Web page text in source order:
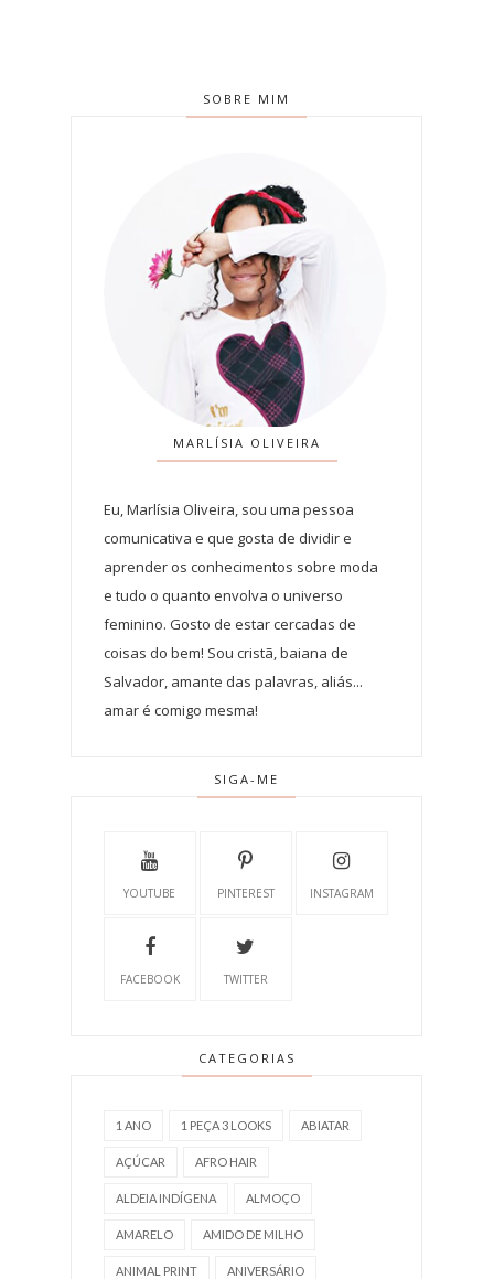
SOBRE MIM
MARLÍSIA OLIVEIRA
Eu, Marlísia Oliveira, sou uma pessoa
comunicativa e que gosta de dividir e
aprender os conhecimentos sobre moda
e tudo o quanto envolva o universo
feminino. Gosto de estar cercadas de
coisas do bem! Sou cristã, baiana de
Salvador, amante das palavras, aliás...
amar é comigo mesma!
SIGA-ME
YOUTUBE PINTEREST INSTAGRAM
FACEBOOK TWITTER
CATEGORIAS
1 ANO 1 PEÇA 3 LOOKS ABIATAR
AÇÚCAR AFRO HAIR
ALDEIA INDÍGENA ALMOÇO
AMARELO AMIDO DE MILHO
ANIMAL PRINT ANIVERSÁRIO